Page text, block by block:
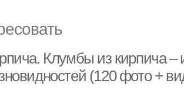
Клумбы из кирпича –
(120 фото +